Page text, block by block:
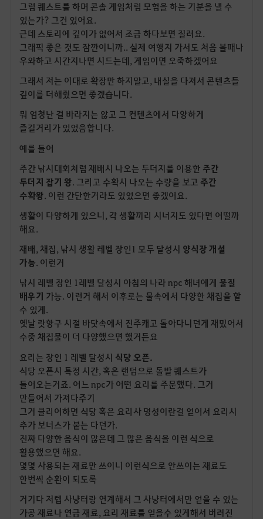
그럼 퀘스트를 하며 콘솔 게임처럼 모험을 하는 기분을 낼 수
있는가? 그건 있어요.
근데 스토리에 깊이가 없어서 조금 하다보면 질려요.
그래픽 좋은 것도 잠깐이니까.. 실제 여행지 가서도 처음 볼때나
우와하고 시간지나면 시드는데, 게임이면 오죽하겠어요
그래서 저는 이대로 확장만 하지말고, 내실을 다져서 콘텐츠들
깊이를 더해줬으면 좋겠습니다.
뭐 엄청난 걸 바라지는 않고 그 컨텐츠에서 다양하게
즐길거리가 있었음합니다.
예를 들어
주간 낚시대회처럼 재배시 나오는 두더지를 이용한 주간
두더지 잡기 왕. 그리고 수확시 나오는 수량을 보고 주간
수확왕. 이런 간단한거라도 있었으면 좋겠어요.
생활이 다양하게 있으니, 각 생활끼리 시너지도 있다면 어떨까
해요.
재배, 채집, 낚시 생활 레벨 장인1 모두 달성시 양식장 개설
가능. 이런거
낚시 레벨 장인 1레벨 달성시 아침의 나라 npc 해녀에게 물질
배우기 가능. 이런거 해서 이후로는 물속에서 다양한 채집을 할
수 있게.
옛날 랏항구 시절 바닷속에서 진주캐고 돌아다니던게 재밌어서
수중 채집물이 더 다양했으면 했거든요
요리는 장인 1 레벨 달성시 식당 오픈.
식당 오픈시 특정 시간, 혹은 랜덤으로 돌발 퀘스트가
들어오는거죠. 어느 npc가 어떤 요리를 주문했다. 그거
만들어서 가져다주기
그거 클리어하면 식당 혹은 요리사 명성이란걸 얻어서 요리시
추가 보너스가 붙는 다던가.
진짜 다양한 음식이 많은데 그 많은 음식을 이런 식으로
활용했으면 해요.
몇몇 사용되는 재료만 쓰이니 이런식으로 안쓰이는 재료도
한번씩 순환이 되도록
거기다 저렙 사냥터랑 연계해서 그 사냥터에서만 얻을 수 있는
가공 재료나 연금 재료, 요리 재료를 얻을수 있게해서 버려진